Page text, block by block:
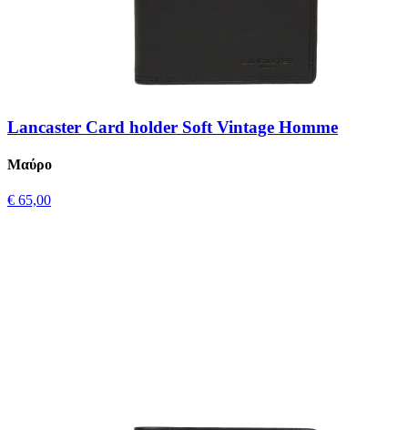
Lancaster Card holder Soft Vintage Homme
Μαύρο
€ 65,00